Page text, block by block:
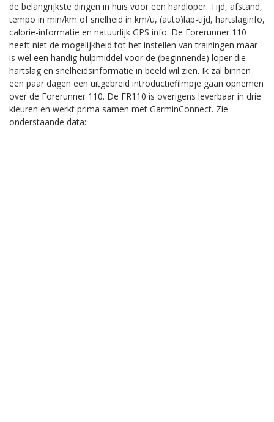
de belangrijkste dingen in huis voor een hardloper. Tijd, afstand,
tempo in min/km of snelheid in km/u, (auto)lap-tijd, hartslaginfo,
calorie-informatie en natuurlijk GPS info. De Forerunner 110
heeft niet de mogelijkheid tot het instellen van trainingen maar
is wel een handig hulpmiddel voor de (beginnende) loper die
hartslag en snelheidsinformatie in beeld wil zien. Ik zal binnen
een paar dagen een uitgebreid introductiefilmpje gaan opnemen
over de Forerunner 110. De FR110 is overigens leverbaar in drie
kleuren en werkt prima samen met GarminConnect. Zie
onderstaande data: